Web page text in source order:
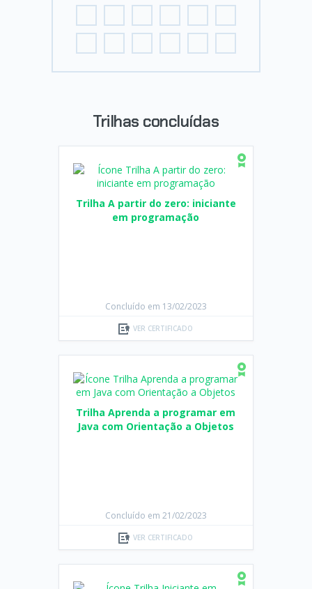
Trilhas concluídas
Concluído em 13/02/2023
VER CERTIFICADO
Concluído em 21/02/2023
VER CERTIFICADO